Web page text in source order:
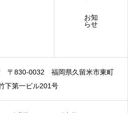
お知
らせ
〒830-0032
福岡県久留米市東町
第一ビル201号